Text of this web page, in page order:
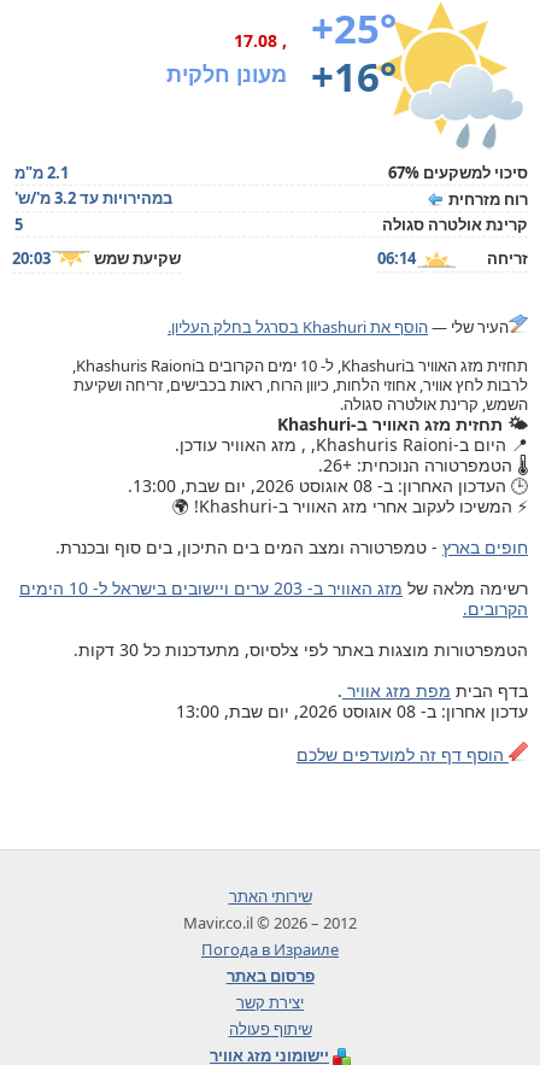
+25°
+16°
, 17.08
מעונן חלקית
סיכוי למשקעים 67%
2.1 מ"מ
רוח מזרחית
במהירויות עד 3.2 מ'/ש'
קרינת אולטרה סגולה
5
זריחה
06:14 שקיעת שמש 20:03
העיר שלי —הוסף את Khashuri בסרגל בחלק העליון.
תחזית מזג האוויר בKhashuri, ל- 10 ימים הקרובים בKhashuris Raioni,
לרבות לחץ אוויר, אחוזי הלחות, כיוון הרוח, ראות בכבישים, זריחה ושקיעת
השמש, קרינת אולטרה סגולה.
🌤️ תחזית מזג האוויר ב-Khashuri
📍 היום ב-Khashuris Raioni, , מזג האוויר עודכן.
🌡️ הטמפרטורה הנוכחית: +26.
🕒 העדכון האחרון: ב- 08 אוגוסט 2026, יום שבת, 13:00.
⚡ המשיכו לעקוב אחרי מזג האוויר ב-Khashuri! 🌍
חופים בארץ - טמפרטורה ומצב המים בים התיכון, בים סוף ובכנרת.
רשימה מלאה של
מזג האוויר ב- 203 ערים ויישובים בישראל ל- 10 הימים
הקרובים.
הטמפרטורות מוצגות באתר לפי צלסיוס, מתעדכנות כל 30 דקות.
בדף הבית מפת מזג אוויר .
עדכון אחרון: ב- 08 אוגוסט 2026, יום שבת, 13:00
הוסף דף זה למועדפים שלכם
שירותי האתר
2012 – 2026 © Mavir.co.il
Погода в Израиле
פרסום באתר
יצירת קשר
שיתוף פעולה
יישומוני מזג אוויר